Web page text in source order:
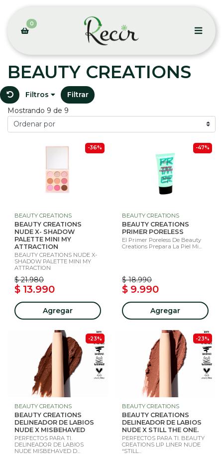
0
BEAUTY CREATIONS
Filtros
Filtrar
Mostrando 9 de 9
-36%
BEAUTY CREATIONS
BEAUTY CREATIONS
NUDE X- SHADOW
PALETTE MINI MY
ATTRACTION
BEAUTY CREATIONS NUDE X-
SHADOW PALETTE MINI MY
ATTRACTION
$ 21.980
$ 13.990
Agregar
-47%
BEAUTY CREATIONS
BEAUTY CREATIONS
PRIMER PORELESS
El Primer Poreless De Beauty
Creations Prepara La Piel Mi...
$ 18.990
$ 9.990
Agregar
-23%
BEAUTY CREATIONS
BEAUTY CREATIONS
DELINEADOR DE LABIOS
NUDE X MISBEHAVED
PERFECTOS PARA TI.
DELINEADOR DE LABIOS
NUDE MISBEHAVED D...
-23%
BEAUTY CREATIONS
BEAUTY CREATIONS
DELINEADOR DE LABIOS
NUDE X STILL THE ONE.
PERFECTOS PARA TI. BEAUTY
CREATIONS LIP LINER NUDE
“STILL...